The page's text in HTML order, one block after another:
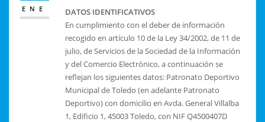
ENE
DATOS IDENTIFICATIVOS
En cumplimiento con el deber de información
recogido en artículo 10 de la Ley 34/2002, de 11 de
julio, de Servicios de la Sociedad de la Información
y del Comercio Electrónico, a continuación se
reflejan los siguientes datos: Patronato Deportivo
Municipal de Toledo (en adelante Patronato
Deportivo) con domicilio en Avda. General Villalba
1, Edificio 1, 45003 Toledo, con NIF Q4500407D